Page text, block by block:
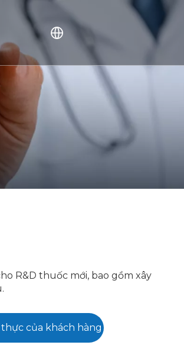
R&D thuốc mới, bao gồm xây
của khách hàng